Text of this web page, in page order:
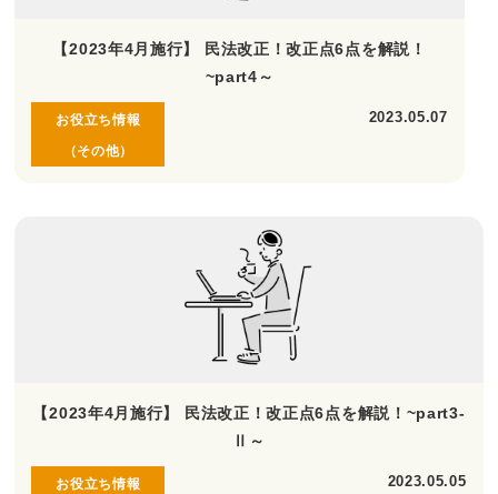
【2023年4月施行】 民法改正！改正点6点を解説！
~part4～
お役立ち情報
（その他）
2023.05.07
【2023年4月施行】 民法改正！改正点6点を解説！~part3-
Ⅱ～
お役立ち情報
2023.05.05